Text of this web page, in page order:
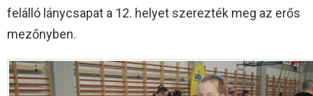
felálló lánycsapat a 12. helyet szerezték meg az erős
mezőnyben.